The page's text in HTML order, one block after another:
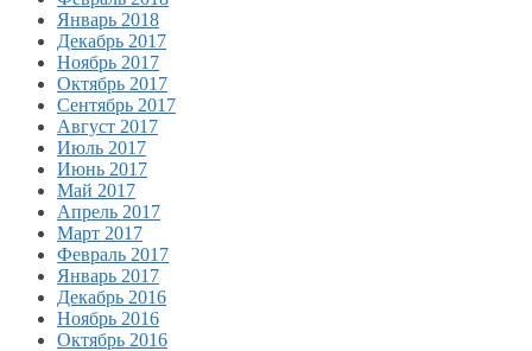
Январь 2018
Декабрь 2017
Ноябрь 2017
Октябрь 2017
Сентябрь 2017
Август 2017
Июль 2017
Июнь 2017
Май 2017
Апрель 2017
Март 2017
Февраль 2017
Январь 2017
Декабрь 2016
Ноябрь 2016
Октябрь 2016